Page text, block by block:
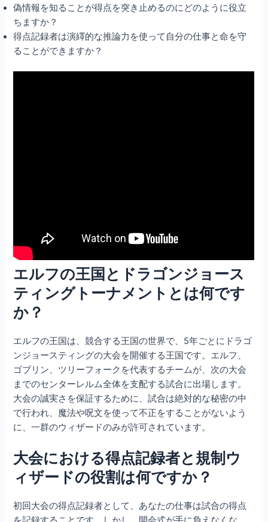
偽情報を知ることが得点を突き止めるのにどのように役立
ちますか？
得点記録者は演繹的な推論力を使って自分の仕事と命を守
ることができますか？
エルフの王国とドラゴンジョース
ティングトーナメントとは何です
か？
エルフの王国は、競合する王国の世界で、5年ごとにドラゴ
ンジョースティングの大会を開催する王国です。エルフ、
ゴブリン、ツリーフォークを代表するチームが、次の大会
までのセンターレルム全体を支配する試合に出場します。
大会の誠実さを保証するために、試合は絶対的な秘密の中
で行われ、魔法や呪文を使って不正をすることがないよう
に、一群のウィザードのみが許可されています。
大会における得点記録者と規制ウ
ィザードの役割は何ですか？
初回大会の得点記録者として、あなたの仕事は試合の得点